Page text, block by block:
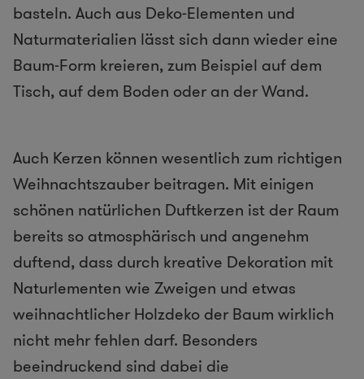
basteln. Auch aus Deko-Elementen und
Naturmaterialien lässt sich dann wieder eine
Baum-Form kreieren, zum Beispiel auf dem
Tisch, auf dem Boden oder an der Wand.
Auch Kerzen können wesentlich zum richtigen
Weihnachtszauber beitragen. Mit einigen
schönen natürlichen Duftkerzen ist der Raum
bereits so atmosphärisch und angenehm
duftend, dass durch kreative Dekoration mit
Naturlementen wie Zweigen und etwas
weihnachtlicher Holzdeko der Baum wirklich
nicht mehr fehlen darf. Besonders
beeindruckend sind dabei die